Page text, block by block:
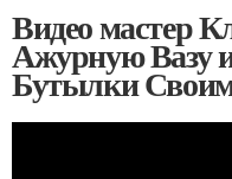
Видео мастер
Ажурную Вазу
Бутылки